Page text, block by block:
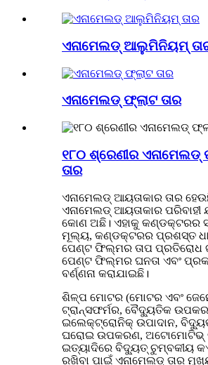
ଏନାମେଲଡ୍ ଆଲୁମିନିୟମ୍
ଏନାମେଲଡ୍ ଫ୍ଲାଟ ତାର
୧୮୦ ଶ୍ରେଣୀର ଏନାମେଲଡ୍
ତାର
ଏନାମେଲଡ୍ ଆୟତାକାର ତାର
ଏନାମେଲଡ୍ ଆୟତାକାର ପରିବାହୀ
କୋଣ ଅଛି। ଏହାକୁ କଣ୍ଡକ୍ଟରର
ମୂଲ୍ୟ, କଣ୍ଡକ୍ଟରର ପ୍ରଶସ୍ତ
ପେଣ୍ଟ ଫିଲ୍ମର ତାପ ପ୍ରତିରୋଧ
ପେଣ୍ଟ ଫିଲ୍ମର ଘନତା ଏବଂ
ବର୍ଣ୍ଣନା କରାଯାଇଛି।
ଶିଳ୍ପ ମୋଟର (ମୋଟର ଏବଂ
ଟ୍ରାନ୍ସଫର୍ମର, ବୈଦ୍ୟୁତିକ
ଇଲେକ୍ଟ୍ରୋନିକ୍ ଉପାଦାନ,
ଘରୋଇ ଉପକରଣ, ଅଟୋମୋଟିଭ୍
ଇତ୍ୟାଦିରେ ବିଦ୍ୟୁତ୍ ଚୁମ୍ବକୀୟ
ରଖିବା ପାଇଁ ଏନାମେଲଡ୍ ତାର